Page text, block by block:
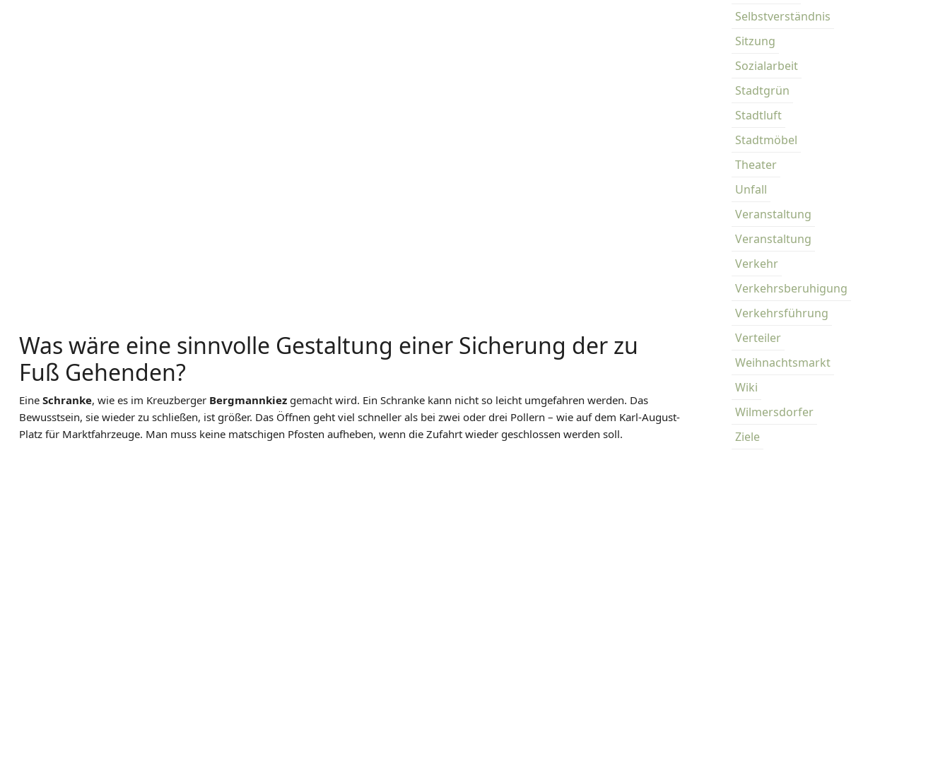
Was wäre eine sinnvolle Gestaltung einer Sicherung der zu
Fuß Gehenden?
Eine Schranke, wie es im Kreuzberger Bergmannkiez gemacht wird. Ein Schranke kann nicht so leicht umgefahren werden. Das
Bewusstsein, sie wieder zu schließen, ist größer. Das Öffnen geht viel schneller als bei zwei oder drei Pollern – wie auf dem Karl-August-
Platz für Marktfahrzeuge. Man muss keine matschigen Pfosten aufheben, wenn die Zufahrt wieder geschlossen werden soll.
Selbstverständnis
Sitzung
Sozialarbeit
Stadtgrün
Stadtluft
Stadtmöbel
Theater
Unfall
Veranstaltung
Veranstaltung
Verkehr
Verkehrsberuhigung
Verkehrsführung
Verteiler
Weihnachtsmarkt
Wiki
Wilmersdorfer
Ziele